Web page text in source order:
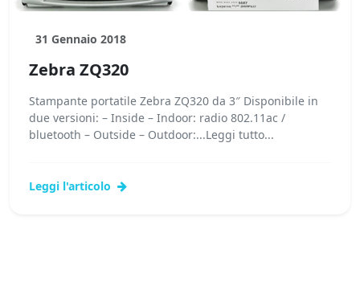
31 Gennaio 2018
Zebra ZQ320
Stampante portatile Zebra ZQ320 da 3″ Disponibile in
due versioni: – Inside – Indoor: radio 802.11ac /
bluetooth – Outside – Outdoor:...Leggi tutto...
Leggi l'articolo